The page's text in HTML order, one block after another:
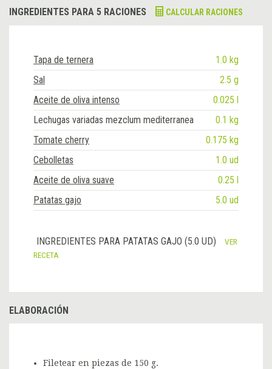
INGREDIENTES PARA 5 RACIONES CALCULAR RACIONES
Tapa de ternera
1.0 kg
Sal
2.5 g
Aceite de oliva intenso
0.025 l
Lechugas variadas mezclum mediterranea
0.1 kg
Tomate cherry
0.175 kg
Cebolletas
1.0 ud
Aceite de oliva suave
0.25 l
Patatas gajo
5.0 ud
INGREDIENTES PARA PATATAS GAJO (5.0 UD)
VER
RECETA
ELABORACIÓN
Filetear en piezas de 150 g.